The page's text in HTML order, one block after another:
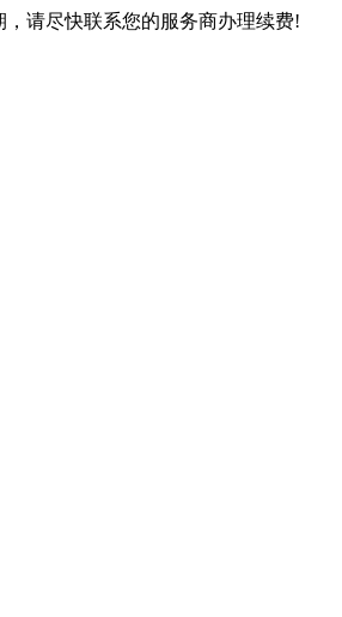
请尽快联系您的服务商办理续费!